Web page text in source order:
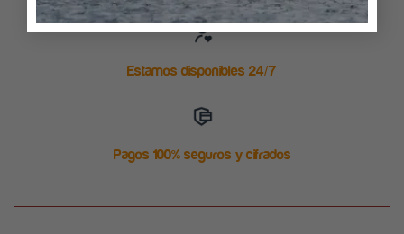
Estamos disponibles 24/7
Pagos 100% seguros y cifrados